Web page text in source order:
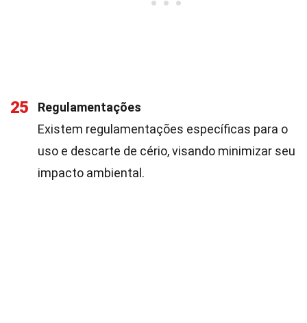
25
Regulamentações
Existem regulamentações específicas para o
uso e descarte de cério, visando minimizar seu
impacto ambiental.